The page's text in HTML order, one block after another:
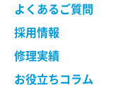
だくために、
どの登録情報
た商品、およ
第４条 修理の手続
本規約に基づき
当社ホームペー
依頼品をお預か
よくあるご質問
採用情報
修理実績
お役立ちコラム